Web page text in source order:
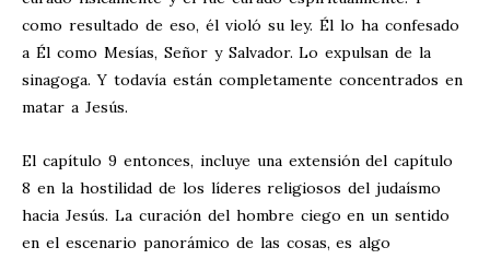
como resultado de eso, él violó su ley. Él lo ha confesado
a Él como Mesías, Señor y Salvador. Lo expulsan de la
sinagoga. Y todavía están completamente concentrados en
matar a Jesús.
El capítulo 9 entonces, incluye una extensión del capítulo
8 en la hostilidad de los líderes religiosos del judaísmo
hacia Jesús. La curación del hombre ciego en un sentido
en el escenario panorámico de las cosas, es algo